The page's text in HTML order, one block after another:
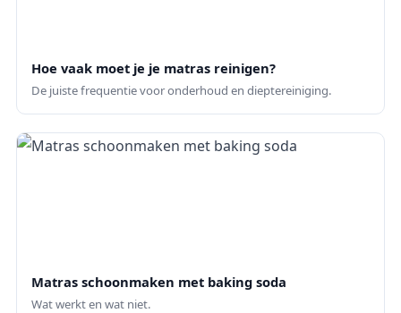
Hoe vaak moet je je matras reinigen?
De juiste frequentie voor onderhoud en dieptereiniging.
Matras schoonmaken met baking soda
Wat werkt en wat niet.